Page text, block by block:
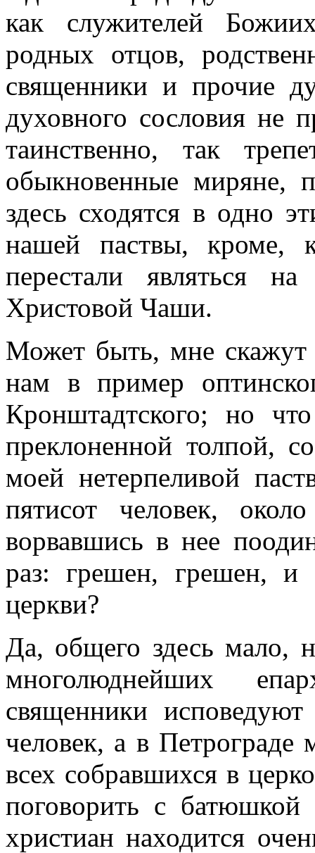
как служителей
родных отцов,
священники и прочие
духовного сословия не
таинственно, так
обыкновенные миряне,
здесь сходятся в одно
нашей паствы, кроме,
перестали являться
Христовой Чаши.
Может быть, мне скажут
нам в пример
Кронштадтского; но
преклоненной толпой,
моей нетерпеливой
пятисот человек,
ворвавшись в нее
раз: грешен, грешен, и
церкви?
Да, общего здесь мало,
многолюднейших
священники исповедуют
человек, а в Петрограде
всех собравшихся в
поговорить с
христиан находится